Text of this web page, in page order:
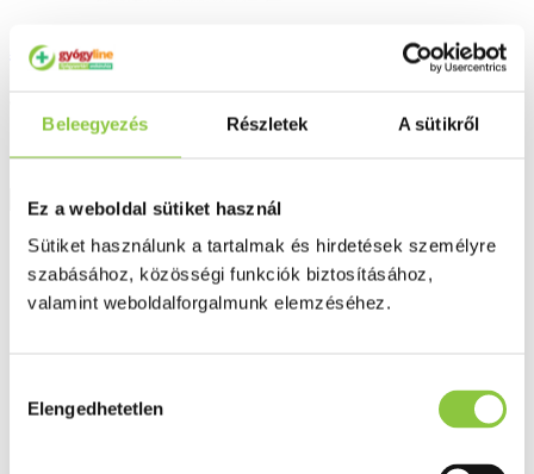
Beleegyezés Részletek A sütikről
Ez a weboldal sütiket használ
Sütiket használunk a tartalmak és hirdetések személyre
szabásához, közösségi funkciók biztosításához,
valamint weboldalforgalmunk elemzéséhez.
kiválasztása
Elengedhetetlen
Aqua Maris Strong orrspray 30 ml
Részletek